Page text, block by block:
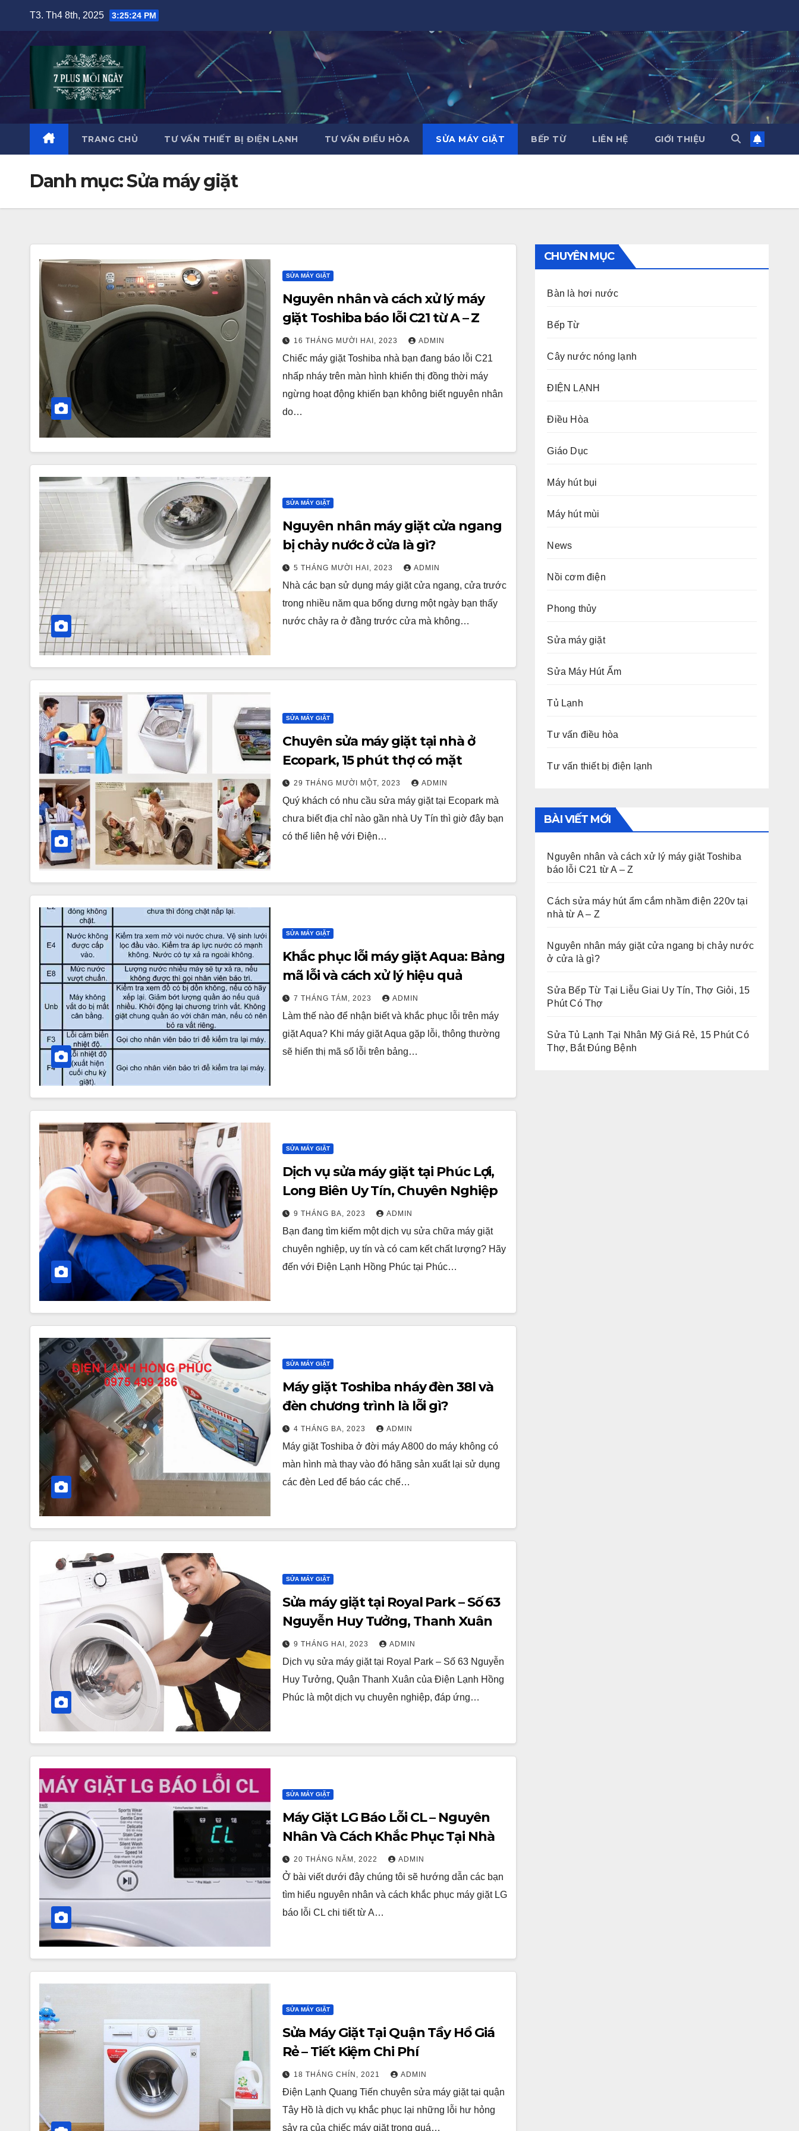
content
T3. Th4 8th, 2025 3:25:25 PM
TRANG CHỦ TƯ VẤN THIẾT BỊ ĐIỆN LẠNH TƯ VẤN ĐIỀU HÒA SỬA MÁY GIẶT BẾP TỪ LIÊN HỆ GIỚI THIỆU
Danh mục:Sửa máy giặt
SỬA MÁY GIẶT
Nguyên nhân và cách xử lý máy
giặt Toshiba báo lỗi C21 từ A – Z
16 THÁNG MƯỜI HAI, 2023 ADMIN
Chiếc máy giặt Toshiba nhà bạn đang báo lỗi C21
nhấp nháy trên màn hình khiển thị đồng thời máy
ngừng hoạt động khiến bạn không biết nguyên nhân
do…
SỬA MÁY GIẶT
Nguyên nhân máy giặt cửa ngang
bị chảy nước ở cửa là gì?
5 THÁNG MƯỜI HAI, 2023 ADMIN
Nhà các bạn sử dụng máy giặt cửa ngang, cửa trước
trong nhiều năm qua bống dưng một ngày bạn thấy
nước chảy ra ở đằng trước cửa mà không…
SỬA MÁY GIẶT
Chuyên sửa máy giặt tại nhà ở
Ecopark, 15 phút thợ có mặt
29 THÁNG MƯỜI MỘT, 2023 ADMIN
Quý khách có nhu cầu sửa máy giặt tại Ecopark mà
chưa biết địa chỉ nào gần nhà Uy Tín thì giờ đây bạn
có thể liên hệ với Điện…
SỬA MÁY GIẶT
Khắc phục lỗi máy giặt Aqua: Bảng
mã lỗi và cách xử lý hiệu quả
7 THÁNG TÁM, 2023 ADMIN
Làm thế nào để nhận biết và khắc phục lỗi trên máy
giặt Aqua? Khi máy giặt Aqua gặp lỗi, thông thường
sẽ hiển thị mã số lỗi trên bảng…
SỬA MÁY GIẶT
Dịch vụ sửa máy giặt tại Phúc Lợi,
Long Biên Uy Tín, Chuyên Nghiệp
9 THÁNG BA, 2023 ADMIN
Bạn đang tìm kiếm một dịch vụ sửa chữa máy giặt
chuyên nghiệp, uy tín và có cam kết chất lượng? Hãy
đến với Điện Lạnh Hồng Phúc tại Phúc…
SỬA MÁY GIẶT
Máy giặt Toshiba nháy đèn 38l và
đèn chương trình là lỗi gì?
4 THÁNG BA, 2023 ADMIN
Máy giặt Toshiba ở đời máy A800 do máy không có
màn hình mà thay vào đó hãng sản xuất lại sử dụng
các đèn Led để báo các chế…
SỬA MÁY GIẶT
Sửa máy giặt tại Royal Park – Số 63
Nguyễn Huy Tưởng, Thanh Xuân
9 THÁNG HAI, 2023 ADMIN
Dịch vụ sửa máy giặt tại Royal Park – Số 63 Nguyễn
Huy Tưởng, Quận Thanh Xuân của Điện Lạnh Hồng
Phúc là một dịch vụ chuyên nghiệp, đáp ứng…
SỬA MÁY GIẶT
Máy Giặt LG Báo Lỗi CL – Nguyên
Nhân Và Cách Khắc Phục Tại Nhà
20 THÁNG NĂM, 2022 ADMIN
Ở bài viết dưới đây chúng tôi sẽ hướng dẫn các bạn
tìm hiểu nguyên nhân và cách khắc phục máy giặt LG
báo lỗi CL chi tiết từ A…
SỬA MÁY GIẶT
Sửa Máy Giặt Tại Quận Tầy Hồ Giá
Rẻ – Tiết Kiệm Chi Phí
18 THÁNG CHÍN, 2021 ADMIN
Điện Lạnh Quang Tiến chuyên sửa máy giặt tại quận
Tây Hồ là dịch vụ khắc phục lại những lỗi hư hỏng
sảy ra của chiếc máy giặt trong quá…
CHUYÊN MỤC
Bàn là hơi nước
Bếp Từ
Cây nước nóng lạnh
ĐIỆN LẠNH
Điều Hòa
Giáo Dục
Máy hút bụi
Máy hút mùi
News
Nồi cơm điện
Phong thủy
Sửa máy giặt
Sửa Máy Hút Ẩm
Tủ Lạnh
Tư vấn điều hòa
Tư vấn thiết bị điện lạnh
BÀI VIẾT MỚI
Nguyên nhân và cách xử lý máy giặt Toshiba
báo lỗi C21 từ A – Z
Cách sửa máy hút ẩm cắm nhầm điện 220v tại
nhà từ A – Z
Nguyên nhân máy giặt cửa ngang bị chảy nước
ở cửa là gì?
Sửa Bếp Từ Tại Liễu Giai Uy Tín, Thợ Giỏi, 15
Phút Có Thợ
Sửa Tủ Lạnh Tại Nhân Mỹ Giá Rẻ, 15 Phút Có
Thợ, Bắt Đúng Bệnh